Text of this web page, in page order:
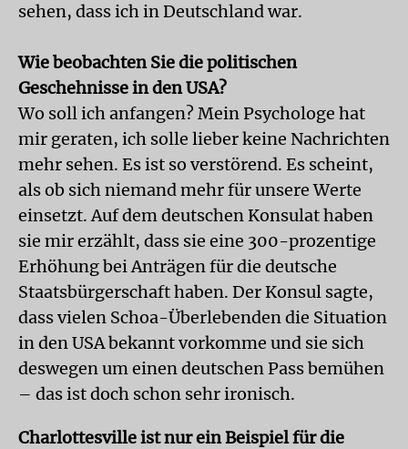
sehen, dass ich in Deutschland war.
Wie beobachten Sie die politischen
Geschehnisse in den USA?
Wo soll ich anfangen? Mein Psychologe hat
mir geraten, ich solle lieber keine Nachrichten
mehr sehen. Es ist so verstörend. Es scheint,
als ob sich niemand mehr für unsere Werte
einsetzt. Auf dem deutschen Konsulat haben
sie mir erzählt, dass sie eine 300-prozentige
Erhöhung bei Anträgen für die deutsche
Staatsbürgerschaft haben. Der Konsul sagte,
dass vielen Schoa-Überlebenden die Situation
in den USA bekannt vorkomme und sie sich
deswegen um einen deutschen Pass bemühen
– das ist doch schon sehr ironisch.
Charlottesville ist nur ein Beispiel für die